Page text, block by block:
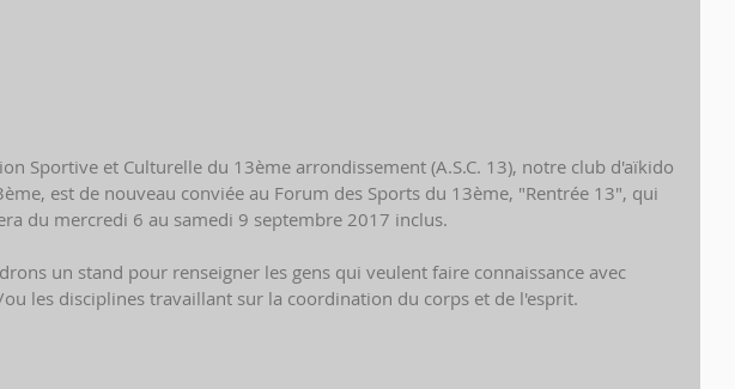
Sportive et Culturelle du 13ème arrondissement (A.S.C. 13), notre club d'aïkido
est de nouveau conviée au Forum des Sports du 13ème, "Rentrée 13", qui
du mercredi 6 au samedi 9 septembre 2017 inclus.
un stand pour renseigner les gens qui veulent faire connaissance avec
les disciplines travaillant sur la coordination du corps et de l'esprit.